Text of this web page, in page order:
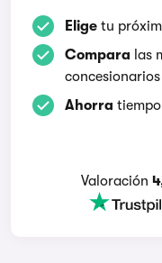
Elige tu
Compara las
Ahorra
Valoración